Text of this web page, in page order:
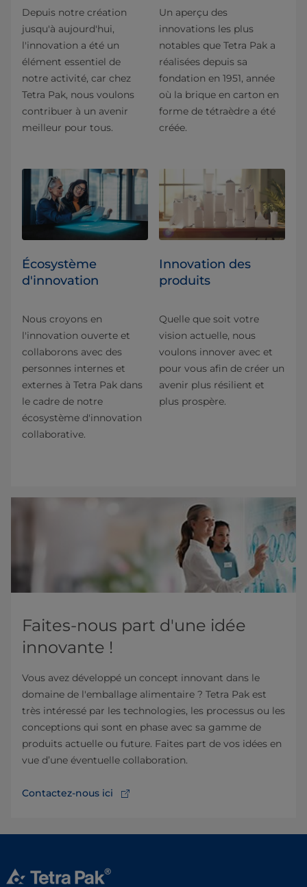
Depuis notre création
jusqu'à aujourd'hui,
l'innovation a été un
élément essentiel de
notre activité, car chez
Tetra Pak, nous voulons
contribuer à un avenir
meilleur pour tous.
Un aperçu des
innovations les plus
notables que Tetra Pak a
réalisées depuis sa
fondation en 1951, année
où la brique en carton en
forme de tétraèdre a été
créée.
Écosystème
d'innovation
Nous croyons en
l'innovation ouverte et
collaborons avec des
personnes internes et
externes à Tetra Pak dans
le cadre de notre
écosystème d'innovation
collaborative.
Innovation des
produits
Quelle que soit votre
vision actuelle, nous
voulons innover avec et
pour vous afin de créer un
avenir plus résilient et
plus prospère.
Faites-nous part d'une idée
innovante !
Vous avez développé un concept innovant dans le
domaine de l'emballage alimentaire ? Tetra Pak est
très intéressé par les technologies, les processus ou les
conceptions qui sont en phase avec sa gamme de
produits actuelle ou future. Faites part de vos idées en
vue d’une éventuelle collaboration.
Contactez-nous ici